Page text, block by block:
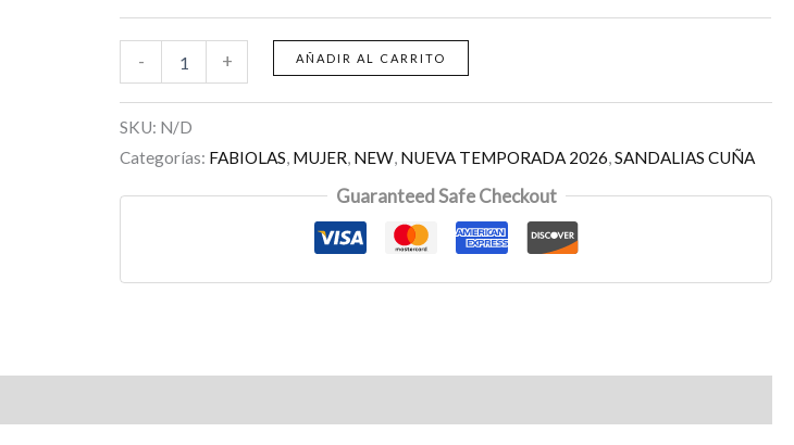
- + AÑADIR AL CARRITO
SKU: N/D
Categorías: FABIOLAS, MUJER, NEW, NUEVA TEMPORADA 2026,SANDALIAS CUÑA
Guaranteed Safe Checkout